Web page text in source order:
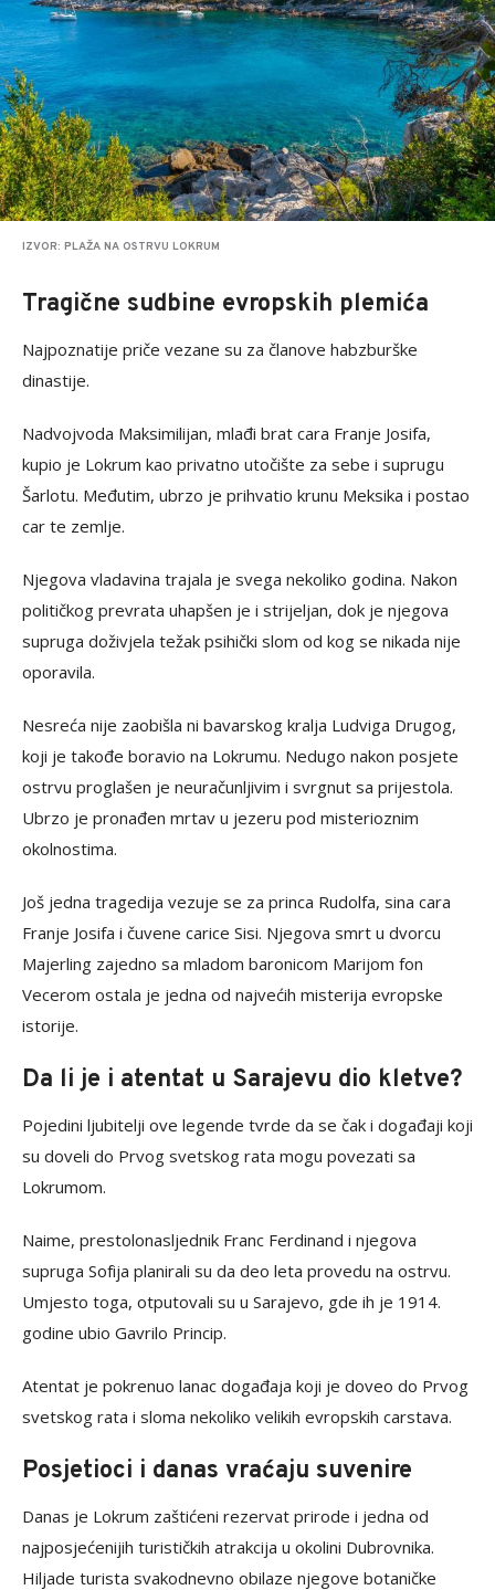
IZVOR: PLAŽA NA OSTRVU LOKRUM
Tragične sudbine evropskih plemića
Najpoznatije priče vezane su za članove habzburške
dinastije.
Nadvojvoda Maksimilijan, mlađi brat cara Franje Josifa,
kupio je Lokrum kao privatno utočište za sebe i suprugu
Šarlotu. Međutim, ubrzo je prihvatio krunu Meksika i postao
car te zemlje.
Njegova vladavina trajala je svega nekoliko godina. Nakon
političkog prevrata uhapšen je i strijeljan, dok je njegova
supruga doživjela težak psihički slom od kog se nikada nije
oporavila.
Nesreća nije zaobišla ni bavarskog kralja Ludviga Drugog,
koji je takođe boravio na Lokrumu. Nedugo nakon posjete
ostrvu proglašen je neuračunljivim i svrgnut sa prijestola.
Ubrzo je pronađen mrtav u jezeru pod misterioznim
okolnostima.
Još jedna tragedija vezuje se za princa Rudolfa, sina cara
Franje Josifa i čuvene carice Sisi. Njegova smrt u dvorcu
Majerling zajedno sa mladom baronicom Marijom fon
Vecerom ostala je jedna od najvećih misterija evropske
istorije.
Da li je i atentat u Sarajevu dio kletve?
Pojedini ljubitelji ove legende tvrde da se čak i događaji koji
su doveli do Prvog svetskog rata mogu povezati sa
Lokrumom.
Naime, prestolonasljednik Franc Ferdinand i njegova
supruga Sofija planirali su da deo leta provedu na ostrvu.
Umjesto toga, otputovali su u Sarajevo, gde ih je 1914.
godine ubio Gavrilo Princip.
Atentat je pokrenuo lanac događaja koji je doveo do Prvog
svetskog rata i sloma nekoliko velikih evropskih carstava.
Posjetioci i danas vraćaju suvenire
Danas je Lokrum zaštićeni rezervat prirode i jedna od
najposjećenijih turističkih atrakcija u okolini Dubrovnika.
Hiljade turista svakodnevno obilaze njegove botaničke